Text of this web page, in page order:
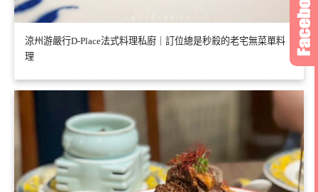
涼州游嚴行D-Place法式料理私廚｜訂位總是秒殺的老宅無菜單料
理